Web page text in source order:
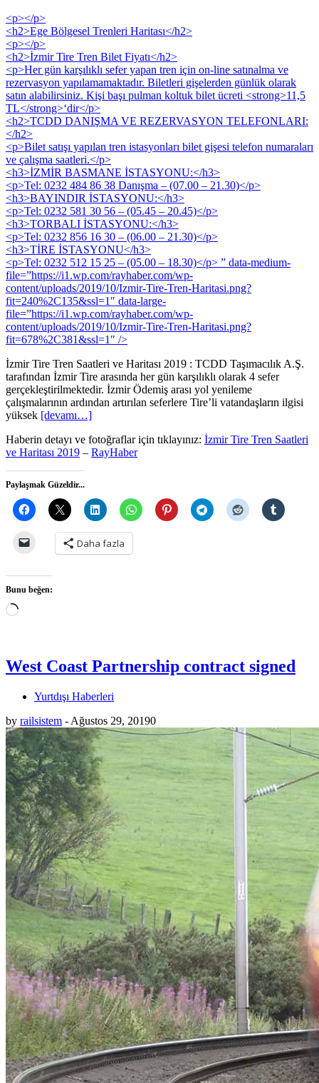
<p></p>
<h2>Ege Bölgesel Trenleri Haritası</h2>
<p></p>
<h2>İzmir Tire Tren Bilet Fiyatı</h2>
<p>Her gün karşılıklı sefer yapan tren için on-line satınalma ve
rezervasyon yapılamamaktadır. Biletleri gişelerden günlük olarak
satın alabilirsiniz. Kişi başı pulman koltuk bilet ücreti <strong>11,5
TL</strong>‘dir</p>
<h2>TCDD DANIŞMA VE REZERVASYON TELEFONLARI:
</h2>
<p>Bilet satışı yapılan tren istasyonları bilet gişesi telefon numaraları
ve çalışma saatleri.</p>
<h3>İZMİR BASMANE İSTASYONU:</h3>
<p>Tel: 0232 484 86 38 Danışma – (07.00 – 21.30)</p>
<h3>BAYINDIR İSTASYONU:</h3>
<p>Tel: 0232 581 30 56 – (05.45 – 20.45)</p>
<h3>TORBALI İSTASYONU:</h3>
<p>Tel: 0232 856 16 30 – (06.00 – 21.30)</p>
<h3>TİRE İSTASYONU</h3>
<p>Tel: 0232 512 15 25 – (05.00 – 18.30)</p> ” data-medium-
file=”https://i1.wp.com/rayhaber.com/wp-
content/uploads/2019/10/Izmir-Tire-Tren-Haritasi.png?
fit=240%2C135&ssl=1″ data-large-
file=”https://i1.wp.com/rayhaber.com/wp-
content/uploads/2019/10/Izmir-Tire-Tren-Haritasi.png?
fit=678%2C381&ssl=1″ />
İzmir Tire Tren Saatleri ve Haritası 2019 : TCDD Taşımacılık A.Ş.
tarafından İzmir Tire arasında her gün karşılıklı olarak 4 sefer
gerçekleştirilmektedir. İzmir Ödemiş arası yol yenileme
çalışmalarının ardından artırılan seferlere Tire’li vatandaşların ilgisi
yüksek [devamı…]
Haberin detayı ve fotoğraflar için tıklayınız: İzmir Tire Tren Saatleri
ve Haritası 2019 – RayHaber
Paylaşmak Güzeldir...
Daha fazla
Bunu beğen:
Yükleniyor...
West Coast Partnership contract signed
Yurtdışı Haberleri
by railsistem - Ağustos 29, 20190